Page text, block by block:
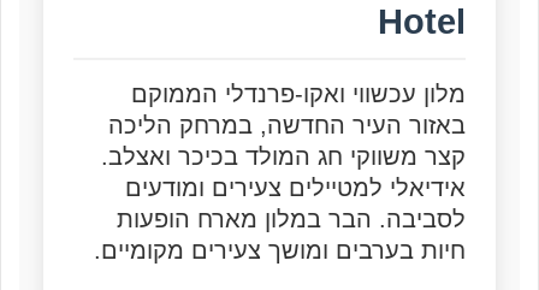
Hotel
מלון עכשווי ואקו-פרנדלי הממוקם
באזור העיר החדשה, במרחק הליכה
קצר משווקי חג המולד בכיכר ואצלב.
אידיאלי למטיילים צעירים ומודעים
לסביבה. הבר במלון מארח הופעות
חיות בערבים ומושך צעירים מקומיים.